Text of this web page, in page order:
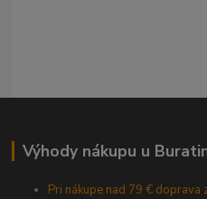
Výhody nákupu u
Pri nákupe nad 79 € doprava